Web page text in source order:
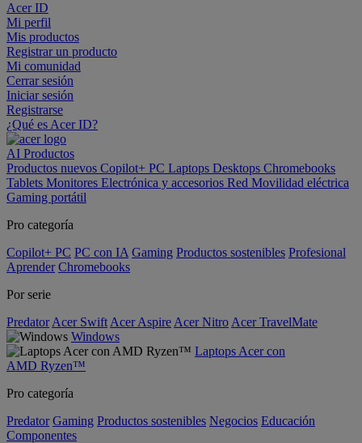
Acer ID
Mi perfil
Mis productos
Registrar un producto
Mi comunidad
Cerrar sesión
Iniciar sesión
Registrarse
¿Qué es Acer ID?
AI Productos
Productos nuevos Copilot+ PC Laptops Desktops Chromebooks
Tablets Monitores Electrónica y accesorios Red Movilidad eléctrica
Gaming portátil
Pro categoría
Copilot+ PC PC con IA Gaming Productos sostenibles Profesional
Aprender Chromebooks
Por serie
Predator Acer Swift Acer Aspire Acer Nitro Acer TravelMate
Windows
Laptops Acer con
AMD Ryzen™
Pro categoría
Predator Gaming Productos sostenibles Negocios Educación
Componentes